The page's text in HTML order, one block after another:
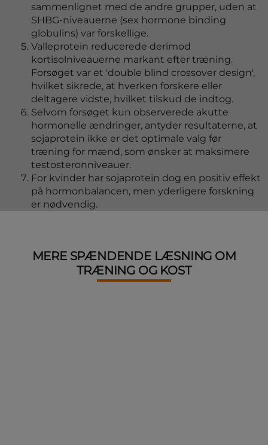
sammenlignet med de andre grupper, uden at
SHBG-niveauerne (sex hormone binding
globulins) var forskellige.
Valleprotein reducerede derimod
kortisolniveauerne markant efter træning.
Forsøget var et 'double blind crossover design',
hvilket sikrede, at hverken forskere eller
deltagere vidste, hvilket tilskud de indtog.
Selvom forsøget kun observerede akutte
hormonelle ændringer, antyder resultaterne, at
sojaprotein ikke er det optimale valg før
træning for mænd, som ønsker at maksimere
testosteronniveauer.
For kvinder har sojaprotein dog en positiv effekt
på hormonbalancen, men yderligere forskning
er nødvendig.
MERE SPÆNDENDE LÆSNING OM
TRÆNING OG KOST